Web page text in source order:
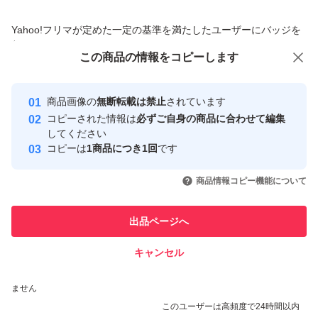
Yahoo!フリマが定めた一定の基準を満たしたユーザーにバッジを
付与しています
安心取引出品者
心・安全なユーザーです
取引実績
引を完了させた実績があります
での取引実績があります
ません
このユーザーは高頻度で24時間以内
この商品の情報をコピーします
商品画像の無断転載は禁止されています
コピーされた情報は必ずご自身の商品に合わせて編集
してください
コピーは1商品につき1回です
商品情報コピー機能について
出品ページへ
キャンセル
この商品をみている人にオススメ